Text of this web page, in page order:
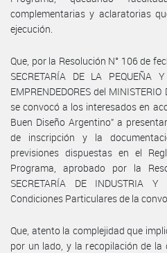
complementarias y aclaratorias
ejecución.
Que, por la Resolución N° 106 de
SECRETARÍA DE LA PEQUEÑA
EMPRENDEDORES del MINISTERIO
se convocó a los interesados en
Buen Diseño Argentino” a
de inscripción y la
previsiones dispuestas en el
Programa, aprobado por la
SECRETARÍA DE INDUSTRIA
Condiciones Particulares de la
Que, atento la complejidad que
por un lado, y la recopilación de